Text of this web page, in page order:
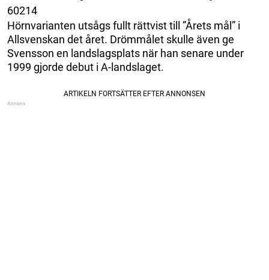
60214
Hörnvarianten utsågs fullt rättvist till ”Årets mål” i
Allsvenskan det året. Drömmålet skulle även ge
Svensson en landslagsplats när han senare under
1999 gjorde debut i A-landslaget.